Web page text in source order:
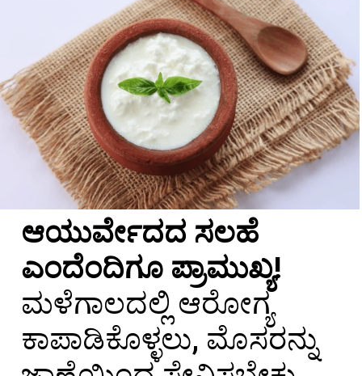
ಆಯುರ್ವೇದದ ಸಲಹೆ
ಎಂದೆಂದಿಗೂ ಪ್ರಾಮುಖ್ಯ!
ಮಳೆಗಾಲದಲ್ಲಿ ಆರೋಗ್ಯ
ಕಾಪಾಡಿಕೊಳ್ಳಲು, ಮೊಸರನ್ನು